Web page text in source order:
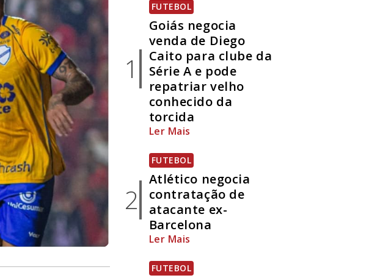
1
FUTEBOL
Goiás negocia
venda de Diego
Caito para clube da
Série A e pode
repatriar velho
conhecido da
torcida
Ler Mais
2
FUTEBOL
Atlético negocia
contratação de
atacante ex-
Barcelona
Ler Mais
FUTEBOL